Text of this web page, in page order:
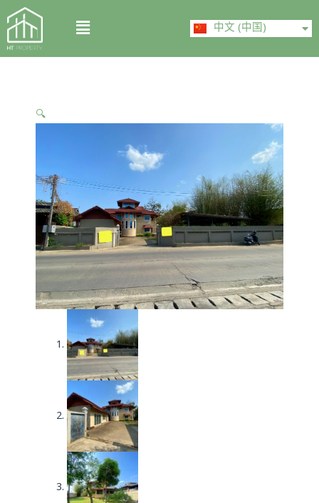
Skip
to
content
Menu 中文 (中国)
English
🔍